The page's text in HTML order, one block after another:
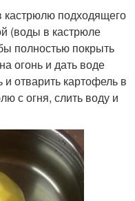
кастрюлю подходящего
(воды в кастрюле
полностью покрыть
огонь и дать воде
и отварить картофель в
с огня, слить воду и